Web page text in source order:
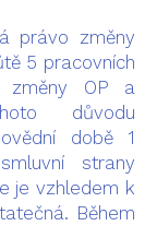
právo změny
5 pracovních
změny OP a
důvodu
době 1
strany
je vzhledem k
Během